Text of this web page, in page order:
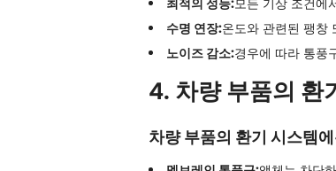
수명 연장:온도와 관련된 팽창
노이즈 감소:경우에 따라 통풍
4. 차량 부품의 환
차량 부품의 환기 시스템